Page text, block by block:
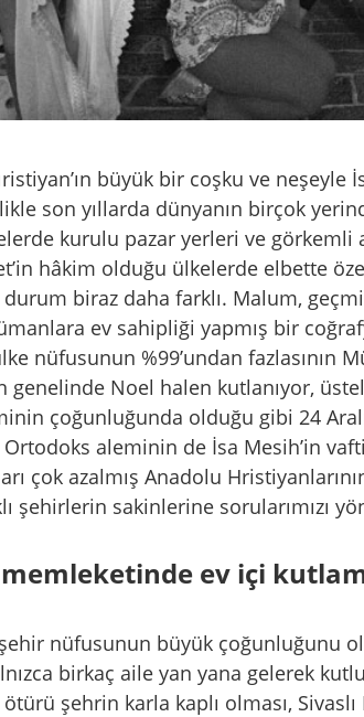
büyük bir coşku ve neşeyle
son yıllarda dünyanın birçok
kurulu pazar yerleri ve
hâkim olduğu ülkelerde elbette
durum biraz daha farklı. Malum,
ev sahipliği yapmış bir
nüfusunun %99’undan fazlasının
genelinde Noel halen kutlanıyor,
çoğunluğunda olduğu gibi 24
Ortodoks aleminin de İsa Mesih’in
çok azalmış Anadolu
şehirlerin sakinlerine sorularımızı
memleketinde ev içi
nüfusunun büyük çoğunluğunu
birkaç aile yan yana gelerek
şehrin karla kaplı olması,